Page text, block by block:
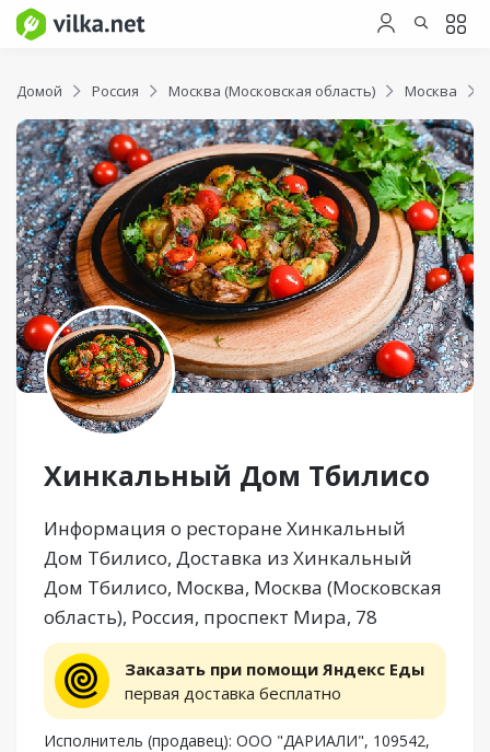
Домой Россия Москва (Московская область) Москва
Хинкальный Дом Тбилисо
Информация о ресторане Хинкальный
Дом Тбилисо, Доставка из Хинкальный
Дом Тбилисо, Москва, Москва (Московская
область), Россия, проспект Мира, 78
Заказать при помощи Яндекс Еды
первая доставка бесплатно
Исполнитель (продавец): ООО "ДАРИАЛИ", 109542,